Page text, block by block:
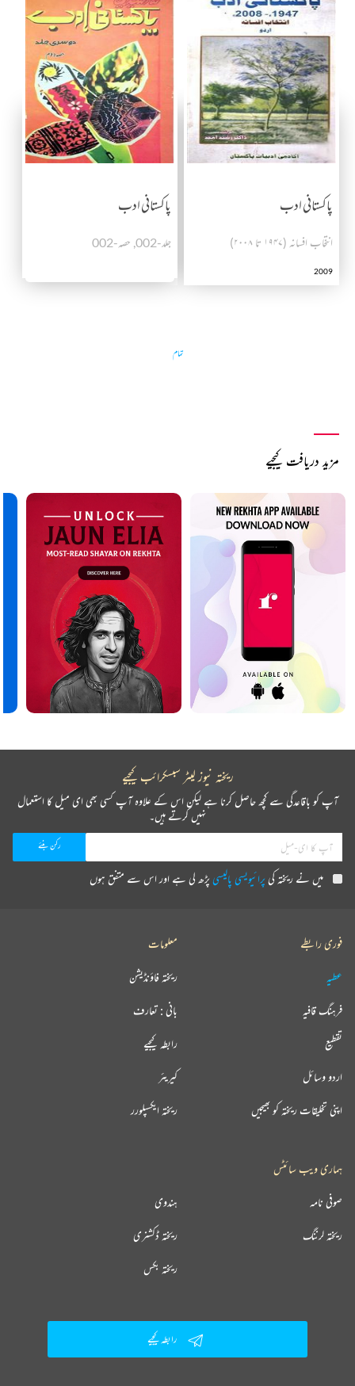
پاکستانی ادب
انتخاب افسانہ (۱۹۴۷ تا ۲۰۰۸)
2009
پاکستانی ادب
جلد-002, حصہ-002
تمام
مزید دریافت کیجیے
ریختہ نیوز لیٹر سبسکرائب کیجیے
آپ کو باقاعدگی سے کچھ حاصل کرنا ہے لیکن اس کے علاوہ آپ کسی بھی ای میل کا استعمال
نہیں کرتے ہیں۔
میں نے ریختہ کیپرائیویسی پالیسیپڑھ لی ہے اور اس سے متفق ہوں
فوری رابطے
عطیہ
فرہنگ قافیہ
تقطیع
اردو وسائل
اپنی تخلیقات ریختہ کو بھیجیں
معلومات
ریختہ فاؤنڈیشن
بانی : تعارف
رابطہ کیجیے
کیریئر
ریختہ ایکسپلورر
ہماری ویب سائٹس
ہندوی صوفی نامہ
ریختہ ڈکشنری ریختہ لرننگ
ریختہ بکس
رابطہ کیجیے